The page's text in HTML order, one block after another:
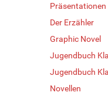
Der Erzähler
Graphic Novel
Jugendbuch
Jugendbuch
Novellen